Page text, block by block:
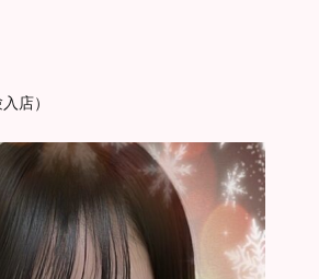
店）